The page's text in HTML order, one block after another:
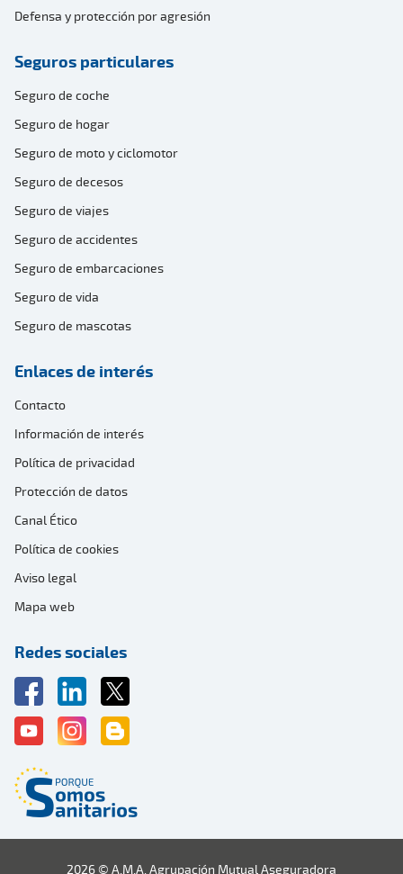
Defensa y protección por agresión
Seguros particulares
Seguro de coche
Seguro de hogar
Seguro de moto y ciclomotor
Seguro de decesos
Seguro de viajes
Seguro de accidentes
Seguro de embarcaciones
Seguro de vida
Seguro de mascotas
Enlaces de interés
Contacto
Información de interés
Política de privacidad
Protección de datos
Canal Ético
Política de cookies
Aviso legal
Mapa web
Redes sociales
2026 © A.M.A. Agrupación Mutual Aseguradora